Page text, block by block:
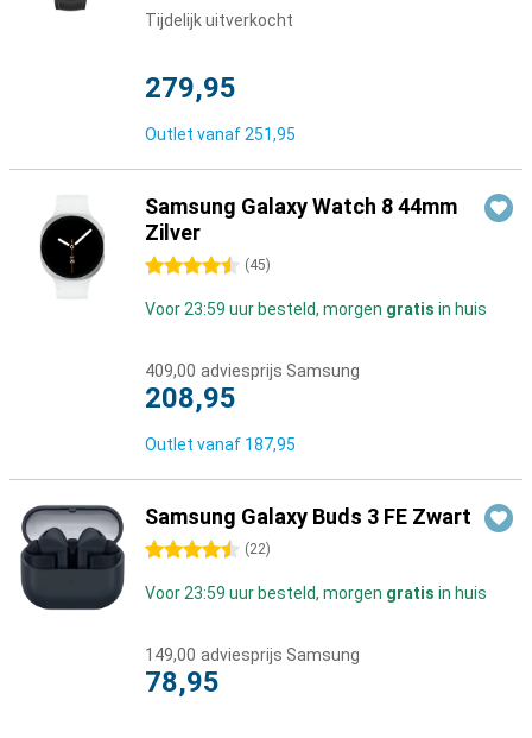
Tijdelijk uitverkocht
279,95
Outlet vanaf 251,95
Samsung Galaxy Watch 8 44mm
Zilver
4.5 sterren (45)
Voor 23:59 uur besteld, morgen gratis in huis
409,00 adviesprijs Samsung
208,95
Outlet vanaf 187,95
Samsung Galaxy Buds 3 FE Zwart
4.5 sterren (22)
Voor 23:59 uur besteld, morgen gratis in huis
149,00 adviesprijs Samsung
78,95